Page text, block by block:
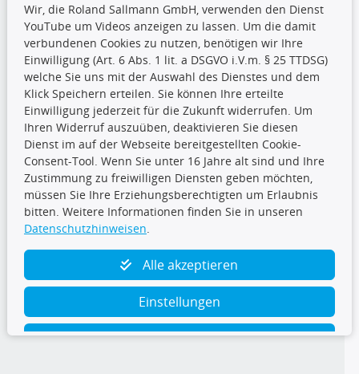
CARAT Gruppe
Folge uns
TecDoc Inside
Wir, die Roland Sallmann GmbH, verwenden den Dienst
YouTube um Videos anzeigen zu lassen. Um die damit
verbundenen Cookies zu nutzen, benötigen wir Ihre
Einwilligung (Art. 6 Abs. 1 lit. a DSGVO i.V.m. § 25 TTDSG)
welche Sie uns mit der Auswahl des Dienstes und dem
Klick Speichern erteilen. Sie können Ihre erteilte
Einwilligung jederzeit für die Zukunft widerrufen. Um
Ihren Widerruf auszuüben, deaktivieren Sie diesen
Dienst im auf der Webseite bereitgestellten Cookie-
Consent-Tool. Wenn Sie unter 16 Jahre alt sind und Ihre
Zustimmung zu freiwilligen Diensten geben möchten,
müssen Sie Ihre Erziehungsberechtigten um Erlaubnis
bitten. Weitere Informationen finden Sie in unseren
Datenschutzhinweisen.
Alle akzeptieren
Einstellungen
Ablehnen